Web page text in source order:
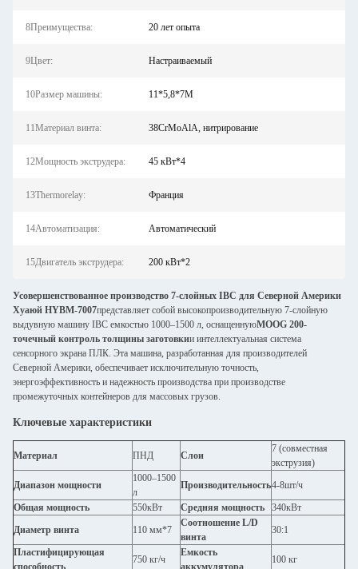
8Преимущества: 20 лет опыта
9Цвет: Настраиваемый
10Размер машины: 11*5,8*7M
11Материал винта: 38CrMoAlA, нитрирование
12Мощность экструдера: 45 кВт*4
13Thermorelay: Франция
14Автоматизация: Автоматический
15Двигатель экструдера: 200 кВт*2
Усовершенствованное производство 7-слойных IBC для Северной Америки
Хуаюй HYBM-7007представляет собой высокопроизводительную 7-слойную
выдувную машину IBC емкостью 1000–1500 л, оснащеннуюMOOG 200-
точечный контроль толщины заготовкии интеллектуальная система
сенсорного экрана ПЛК. Эта машина, разработанная для производителей
Северной Америки, обеспечивает исключительную точность,
энергоэффективность и надежность производства при производстве
промежуточных контейнеров для массовых грузов.
Ключевые характеристики
Материал ПНД Слои
7 (совместная
экструзия)
Диапазон мощности
1000–1500
л
Производительность4-8шт/ч
Общая мощность
550кВт Средняя мощность
340кВт
Диаметр винта
110 мм*7
Соотношение L/D
винта
30:1
Пластифицирующая
способность
750 кг/ч
Емкость
аккумулятора
100 кг